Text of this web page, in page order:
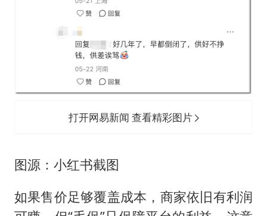
打开网易新闻 查看精彩图片
图源：小红书截图
如果售价足够覆盖成本，商家依旧有利润